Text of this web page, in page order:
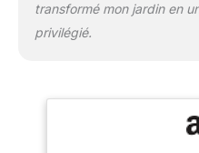
transformé mon jardin en
privilégié.